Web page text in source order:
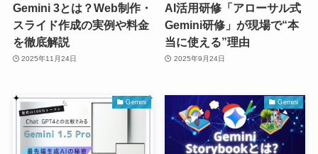
Gemini 3とは？Web制作・
スライド作成の実例や料金
を徹底解説
2025年11月24日
AI活用研修「アローサル式
Gemini研修」が現場で“本
当に使える”理由
2025年9月24日
Gemini Gemini